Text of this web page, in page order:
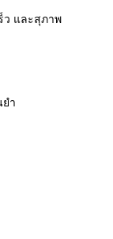
ว และสุภาพ
ำ